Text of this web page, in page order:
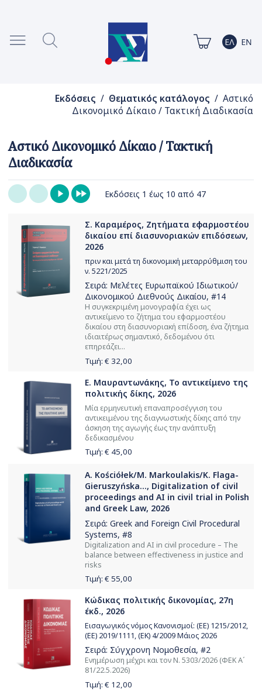
Εκδόσεις / Θεματικός κατάλογος / Αστικό
Δικονομικό Δίκαιο / Τακτική Διαδικασία
Αστικό Δικονομικό Δίκαιο / Τακτική
Διαδικασία
Εκδόσεις 1 έως 10 από 47
Σ. Καραμέρος, Ζητήματα εφαρμοστέου
δικαίου επί διασυνοριακών επιδόσεων,
2026
πριν και μετά τη δικονομική μεταρρύθμιση του
ν. 5221/2025
Σειρά: Μελέτες Ευρωπαϊκού Ιδιωτικού/
Δικονομικού Διεθνούς Δικαίου, #14
Η συγκεκριμένη μονογραφία έχει ως
αντικείμενο το ζήτημα του εφαρμοστέου
δικαίου στη διασυνοριακή επίδοση, ένα ζήτημα
ιδιαιτέρως σημαντικό, δεδομένου ότι
επηρεάζει...
Τιμή: € 32,00
Ε. Μαυραντωνάκης, Το αντικείμενο της
πολιτικής δίκης, 2026
Μία ερμηνευτική επαναπροσέγγιση του
αντικειμένου της διαγνωστικής δίκης από την
άσκηση της αγωγής έως την ανάπτυξη
δεδικασμένου
Τιμή: € 45,00
A. Kościółek/M. Markoulakis/K. Flaga-
Gieruszyńska..., Digitalization of civil
proceedings and AI in civil trial in Polish
and Greek Law, 2026
Σειρά: Greek and Foreign Civil Procedural
Systems, #8
Digitalization and AI in civil procedure – The
balance between effectiveness in justice and
risks
Τιμή: € 55,00
Κώδικας πολιτικής δικονομίας, 27η
έκδ., 2026
Εισαγωγικός νόμος Κανονισμοί: (ΕΕ) 1215/2012,
(ΕΕ) 2019/1111, (ΕΚ) 4/2009 Μάιος 2026
Σειρά: Σύγχρονη Νομοθεσία, #2
Ενημέρωση μέχρι και τον Ν. 5303/2026 (ΦΕΚ Α΄
81/22.5.2026)
Τιμή: € 12,00